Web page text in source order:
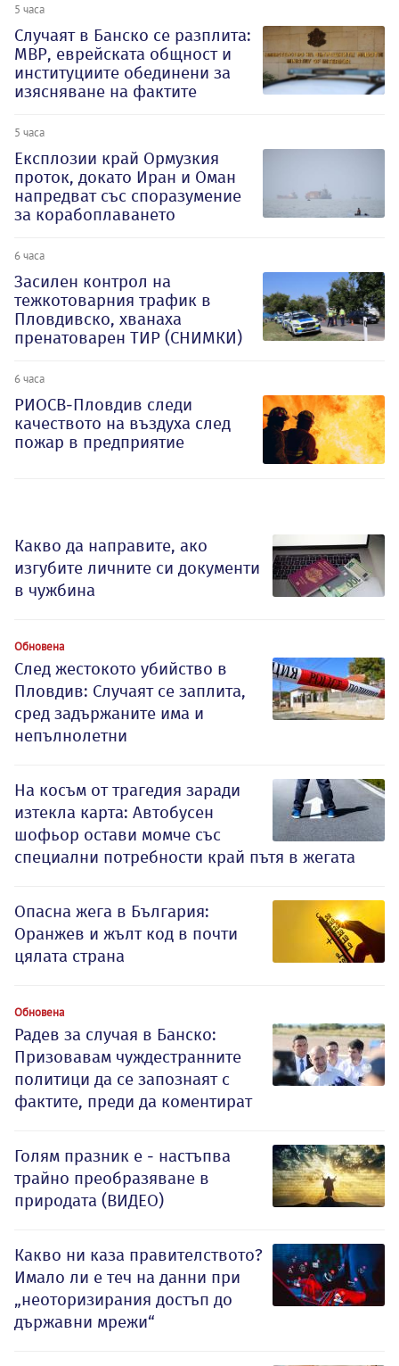
5 часа
Случаят в Банско се разплита:
МВР, еврейската общност и
институциите обединени за
изясняване на фактите
5 часа
Експлозии край Ормузкия
проток, докато Иран и Оман
напредват със споразумение
за корабоплаването
6 часа
Засилен контрол на
тежкотоварния трафик в
Пловдивско, хванаха
пренатоварен ТИР (СНИМКИ)
6 часа
РИОСВ-Пловдив следи
качеството на въздуха след
пожар в предприятие
Какво да направите, ако
изгубите личните си документи
в чужбина
Обновена
След жестокото убийство в
Пловдив: Случаят се заплита,
сред задържаните има и
непълнолетни
На косъм от трагедия заради
изтекла карта: Автобусен
шофьор остави момче със
специални потребности край пътя в жегата
Опасна жега в България:
Оранжев и жълт код в почти
цялата страна
Обновена
Радев за случая в Банско:
Призовавам чуждестранните
политици да се запознаят с
фактите, преди да коментират
Голям празник е - настъпва
трайно преобразяване в
природата (ВИДЕО)
Какво ни каза правителството?
Имало ли е теч на данни при
„неоторизирания достъп до
държавни мрежи“